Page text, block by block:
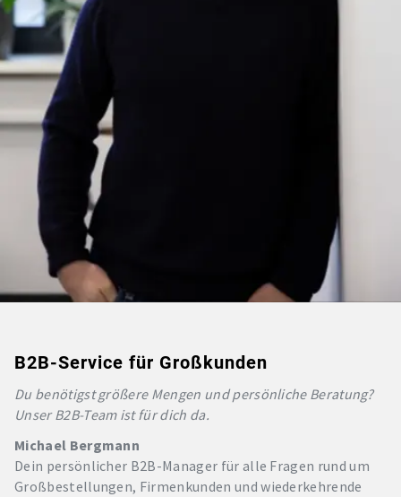
B2B-Service für Großkunden
Du benötigst größere Mengen und persönliche Beratung?
Unser B2B-Team ist für dich da.
Michael Bergmann
Dein persönlicher B2B-Manager für alle Fragen rund um
Großbestellungen, Firmenkunden und wiederkehrende